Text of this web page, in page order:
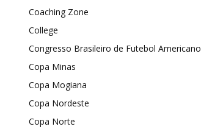
Coaching Zone
College
Congresso Brasileiro de Futebol Americano
Copa Minas
Copa Mogiana
Copa Nordeste
Copa Norte